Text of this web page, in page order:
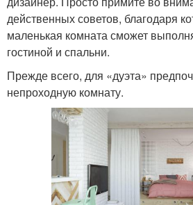
действенных советов, благодаря
маленькая комната сможет
гостиной и спальни.
Прежде всего, для «дуэта»
непроходную комнату.